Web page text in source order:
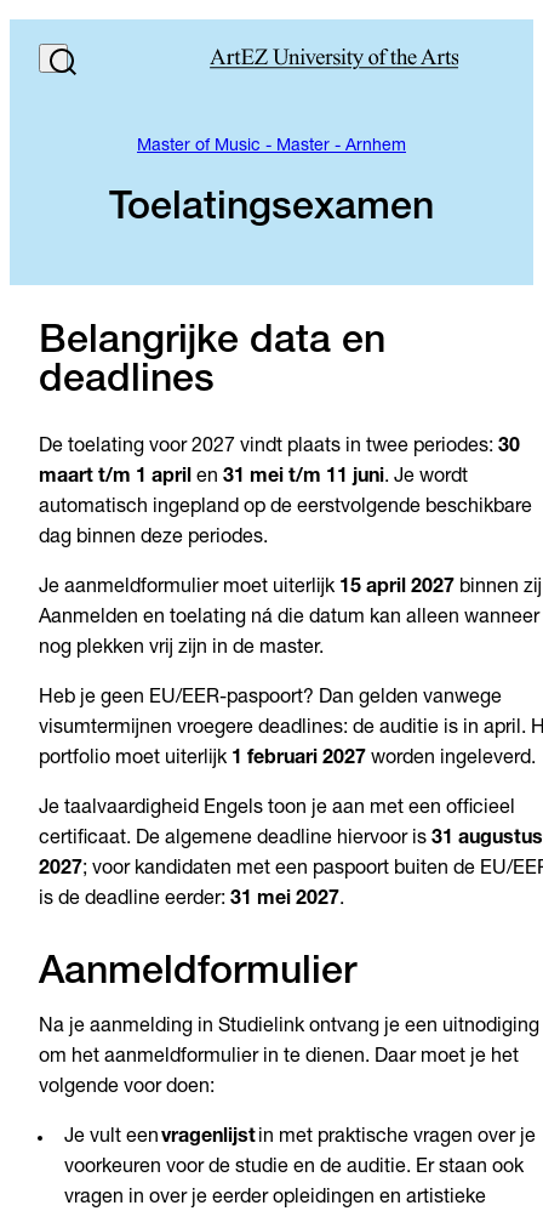
Master of Music - Master - Arnhem
Toelatingsexamen
Belangrijke data en
deadlines
De toelating voor 2027 vindt plaats in twee periodes: 30
maart t/m 1 april en 31 mei t/m 11 juni. Je wordt
automatisch ingepland op de eerstvolgende beschikbare
dag binnen deze periodes.
Je aanmeldformulier moet uiterlijk 15 april 2027 binnen
Aanmelden en toelating ná die datum kan alleen wanneer
nog plekken vrij zijn in de master.
Heb je geen EU/EER-paspoort? Dan gelden vanwege
visumtermijnen vroegere deadlines: de auditie is in april.
portfolio moet uiterlijk 1 februari 2027 worden ingeleverd.
Je taalvaardigheid Engels toon je aan met een officieel
certificaat. De algemene deadline hiervoor is 31 augustus
2027; voor kandidaten met een paspoort buiten de EU/
is de deadline eerder: 31 mei 2027.
Aanmeldformulier
Na je aanmelding in Studielink ontvang je een uitnodiging
om het aanmeldformulier in te dienen. Daar moet je het
volgende voor doen:
Je vult eenvragenlijstin met praktische vragen over je
voorkeuren voor de studie en de auditie. Er staan ook
vragen in over je eerder opleidingen en artistieke